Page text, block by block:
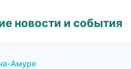
новости и события
Амуре